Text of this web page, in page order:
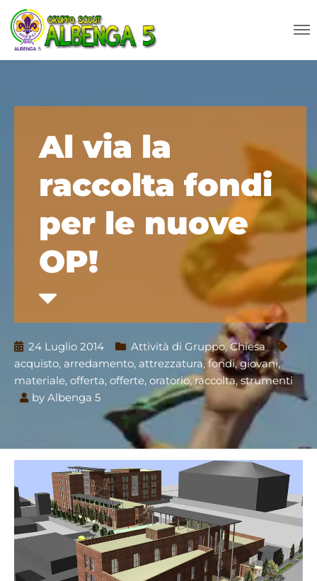
Al via la
raccolta fondi
per le nuove
OP!
24 Luglio 2014 Attività di Gruppo,Chiesa
acquisto, arredamento, attrezzatura,fondi,giovani,
materiale, offerta, offerte, oratorio, raccolta,strumenti
by Albenga 5